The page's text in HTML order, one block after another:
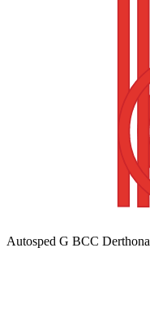
Autosped G BCC Derthona